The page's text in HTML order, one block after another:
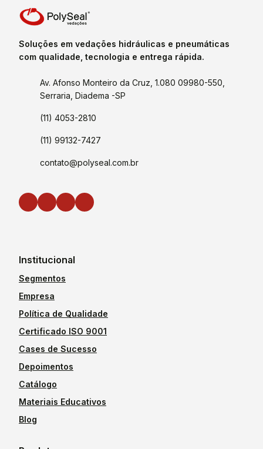
Soluções em vedações hidráulicas e pneumáticas
com qualidade, tecnologia e entrega rápida.
Av. Afonso Monteiro da Cruz, 1.080 09980-550,
Serraria, Diadema -SP
(11) 4053-2810
(11) 99132-7427
contato@polyseal.com.br
Institucional
Segmentos
Empresa
Política de Qualidade
Certificado ISO 9001
Cases de Sucesso
Depoimentos
Catálogo
Materiais Educativos
Blog